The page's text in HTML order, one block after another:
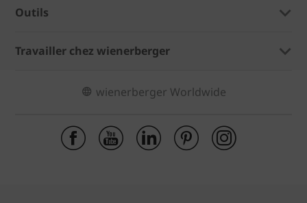
Outils
Travailler chez wienerberger
wienerberger Worldwide